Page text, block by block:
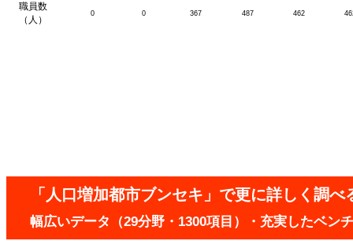
職員数
（人）
0 0 367 487 462
「人口増加都市ブンセキ」で更に詳しく調べ
幅広いデータ（29分野・1300項目）・充実したベン